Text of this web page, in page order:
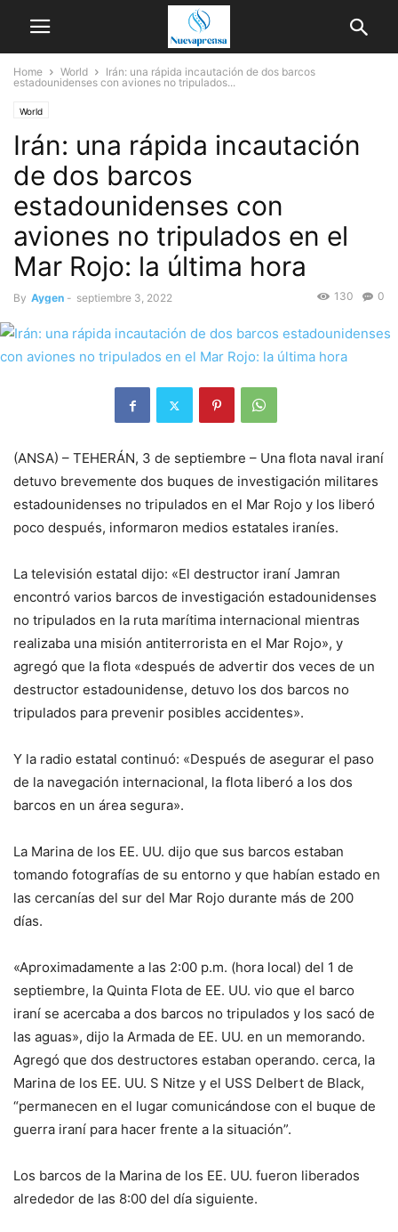
Home World
Irán: una rápida incautación de dos barcos
estadounidenses con aviones no tripulados...
World
Irán: una rápida incautación
de dos barcos
estadounidenses con
aviones no tripulados en el
Mar Rojo: la última hora
By Aygen - septiembre 3, 2022 0
130
(ANSA) – TEHERÁN, 3 de septiembre – Una flota naval iraní
detuvo brevemente dos buques de investigación militares
estadounidenses no tripulados en el Mar Rojo y los liberó
poco después, informaron medios estatales iraníes.
La televisión estatal dijo: «El destructor iraní Jamran
encontró varios barcos de investigación estadounidenses
no tripulados en la ruta marítima internacional mientras
realizaba una misión antiterrorista en el Mar Rojo», y
agregó que la flota «después de advertir dos veces de un
destructor estadounidense, detuvo los dos barcos no
tripulados para prevenir posibles accidentes».
Y la radio estatal continuó: «Después de asegurar el paso
de la navegación internacional, la flota liberó a los dos
barcos en un área segura».
La Marina de los EE. UU. dijo que sus barcos estaban
tomando fotografías de su entorno y que habían estado en
las cercanías del sur del Mar Rojo durante más de 200
días.
«Aproximadamente a las 2:00 p.m. (hora local) del 1 de
septiembre, la Quinta Flota de EE. UU. vio que el barco
iraní se acercaba a dos barcos no tripulados y los sacó de
las aguas», dijo la Armada de EE. UU. en un memorando.
Agregó que dos destructores estaban operando. cerca, la
Marina de los EE. UU. S Nitze y el USS Delbert de Black,
“permanecen en el lugar comunicándose con el buque de
guerra iraní para hacer frente a la situación”.
Los barcos de la Marina de los EE. UU. fueron liberados
alrededor de las 8:00 del día siguiente.